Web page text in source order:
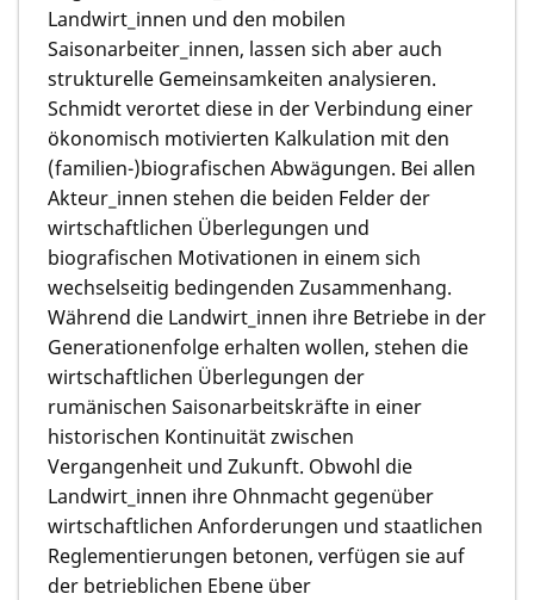
Landwirt_innen und den mobilen
Saisonarbeiter_innen, lassen sich aber auch
strukturelle Gemeinsamkeiten analysieren.
Schmidt verortet diese in der Verbindung einer
ökonomisch motivierten Kalkulation mit den
(familien-)biografischen Abwägungen. Bei allen
Akteur_innen stehen die beiden Felder der
wirtschaftlichen Überlegungen und
biografischen Motivationen in einem sich
wechselseitig bedingenden Zusammenhang.
Während die Landwirt_innen ihre Betriebe in der
Generationenfolge erhalten wollen, stehen die
wirtschaftlichen Überlegungen der
rumänischen Saisonarbeitskräfte in einer
historischen Kontinuität zwischen
Vergangenheit und Zukunft. Obwohl die
Landwirt_innen ihre Ohnmacht gegenüber
wirtschaftlichen Anforderungen und staatlichen
Reglementierungen betonen, verfügen sie auf
der betrieblichen Ebene über